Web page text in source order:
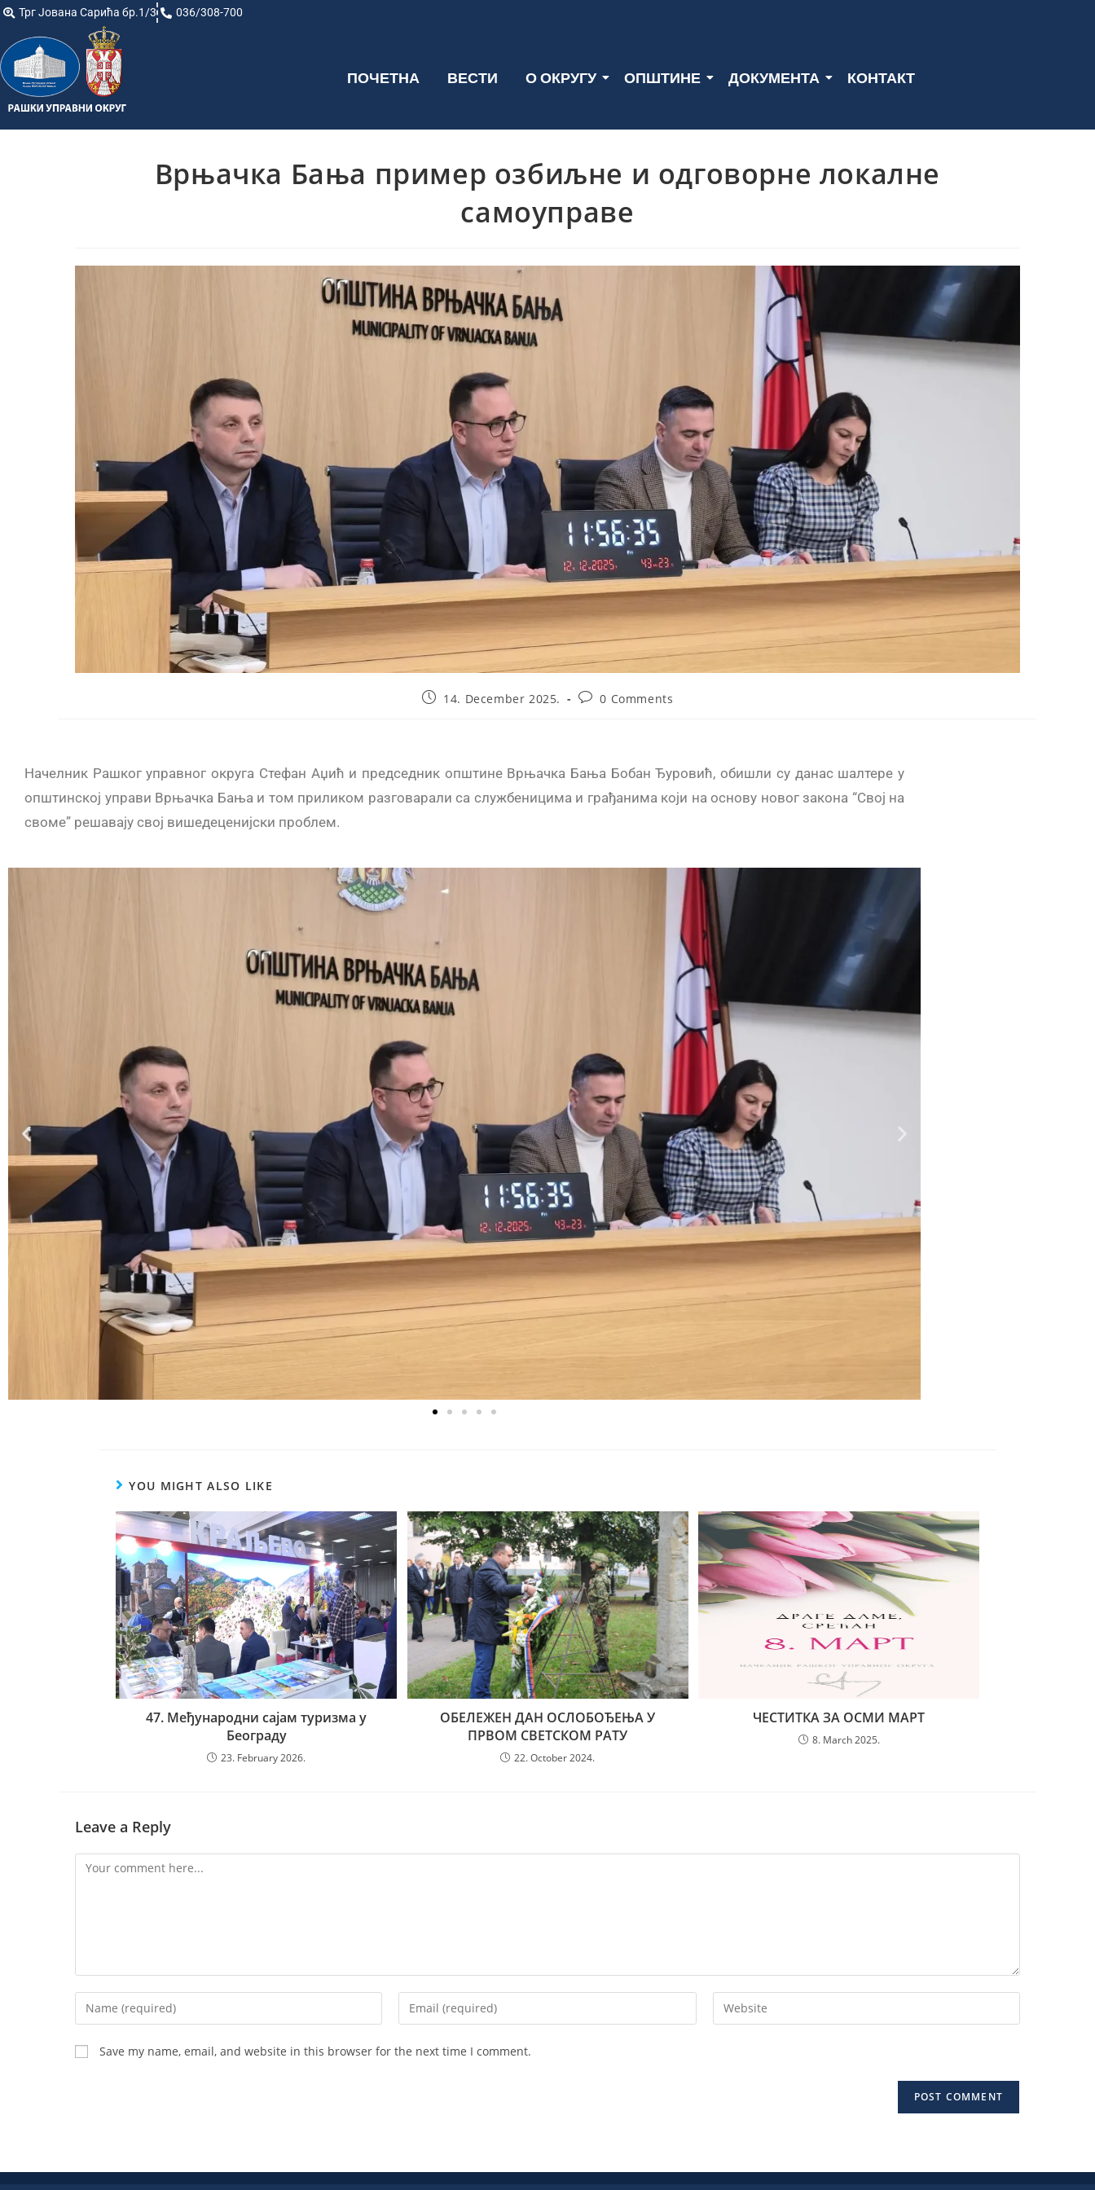
Трг Јована Сарића бр.1/3 036/308-700
ПОЧЕТНА ВЕСТИ О ОКРУГУ ОПШТИНЕ ДОКУМЕНТА КОНТАКТ
Врњачка Бања пример озбиљне и одговорне локалне
самоуправе
14. December 2025. 0 Comments
Начелник Рашког управног округа Стефан Аџић и председник општине Врњачка Бања Бобан Ђуровић, обишли су данас шалтере у
општинској управи Врњачка Бања и том приликом разговарали са службеницима и грађанима који на основу новог закона “Свој на
своме” решавају свој вишедеценијски проблем.
YOU MIGHT ALSO LIKE
47. Међународни сајам туризма у
Београду
23. February 2026.
ОБЕЛЕЖЕН ДАН ОСЛОБОЂЕЊА У
ПРВОМ СВЕТСКОМ РАТУ
22. October 2024.
ЧЕСТИТКА ЗА ОСМИ МАРТ
8. March 2025.
Leave a Reply
Save my name, email, and website in this browser for the next time I comment.